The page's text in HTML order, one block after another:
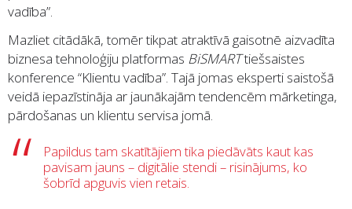
vadība”.
Mazliet citādākā, tomēr tikpat atraktīvā gaisotnē aizvadīta
biznesa tehnoloģiju platformas BiSMARTtiešsaistes
konference “Klientu vadība”. Tajā jomas eksperti saistošā
veidā iepazīstināja ar jaunākajām tendencēm mārketinga,
pārdošanas un klientu servisa jomā.
Papildus tam skatītājiem tika piedāvāts kaut kas
pavisam jauns – digitālie stendi – risinājums, ko
šobrīd apguvis vien retais.